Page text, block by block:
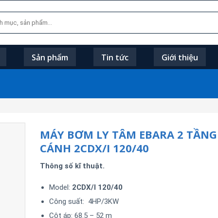
Sản phẩm Tin tức Giới thiệu
MÁY BƠM LY TÂM EBARA 2 TẦNG
CÁNH 2CDX/I 120/40
Thông số kĩ thuật.
Model: 2CDX/I 120/40
Công suất: 4HP/3KW
Cột áp: 68.5 – 52 m